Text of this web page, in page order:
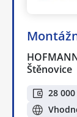
Štěnovice
28